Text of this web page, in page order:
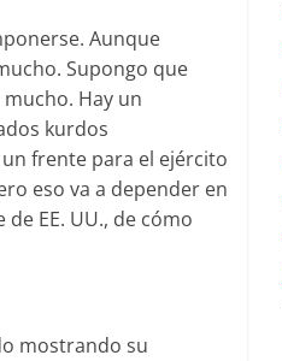
Aunque
Supongo que
Hay un
kurdos
frente para el ejército
eso va a depender en
EE. UU., de cómo
mostrando su